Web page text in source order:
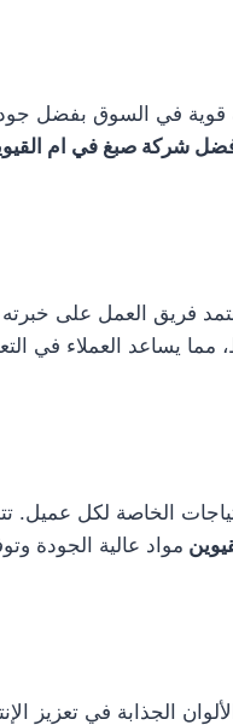
في السوق بفضل جودة
شركة صبغ في ام
فريق العمل على خبرته
مما يساعد العملاء في
الخاصة لكل عميل.
مواد عالية الجودة
الجذابة في تعزيز